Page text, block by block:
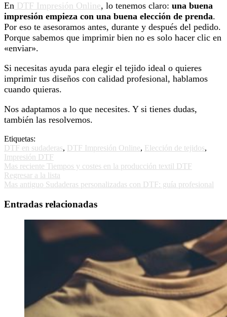
En DTF Impresión Online, lo tenemos claro: una buena
impresión empieza con una buena elección de prenda.
Por eso te asesoramos antes, durante y después del pedido.
Porque sabemos que imprimir bien no es solo hacer clic en
«enviar».
Si necesitas ayuda para elegir el tejido ideal o quieres
imprimir tus diseños con calidad profesional, hablamos
cuando quieras.
Nos adaptamos a lo que necesites. Y si tienes dudas,
también las resolvemos.
Etiquetas:
DTF en sudaderas, DTF Impresión Online, Elección de tejidos,
Impresión DTF
Mas reciente Tiempos y costes en la producción textil DTF
Regresar a la lista
Mas antiguo Sudaderas personalizadas con DTF: guía profesional
Entradas relacionadas